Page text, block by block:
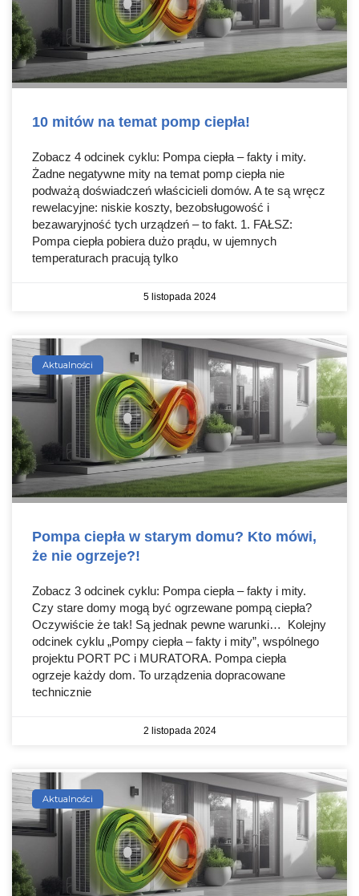
10 mitów na temat pomp ciepła!
Zobacz 4 odcinek cyklu: Pompa ciepła – fakty i mity.
Żadne negatywne mity na temat pomp ciepła nie
podważą doświadczeń właścicieli domów. A te są wręcz
rewelacyjne: niskie koszty, bezobsługowość i
bezawaryjność tych urządzeń – to fakt. 1. FAŁSZ:
Pompa ciepła pobiera dużo prądu, w ujemnych
temperaturach pracują tylko
5 listopada 2024
Aktualności
Pompa ciepła w starym domu? Kto mówi,
że nie ogrzeje?!
Zobacz 3 odcinek cyklu: Pompa ciepła – fakty i mity.
Czy stare domy mogą być ogrzewane pompą ciepła?
Oczywiście że tak! Są jednak pewne warunki… Kolejny
odcinek cyklu „Pompy ciepła – fakty i mity”, wspólnego
projektu PORT PC i MURATORA. Pompa ciepła
ogrzeje każdy dom. To urządzenia dopracowane
technicznie
2 listopada 2024
Aktualności